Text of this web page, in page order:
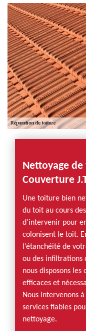
Nettoyage
Couverture
Une toiture bien
du toit au cours
d’intervenir pour
colonisent le toit.
l’étanchéité de
ou des infiltrations
nous disposons
efficaces et
Nous intervenons
services fiables
nettoyage.